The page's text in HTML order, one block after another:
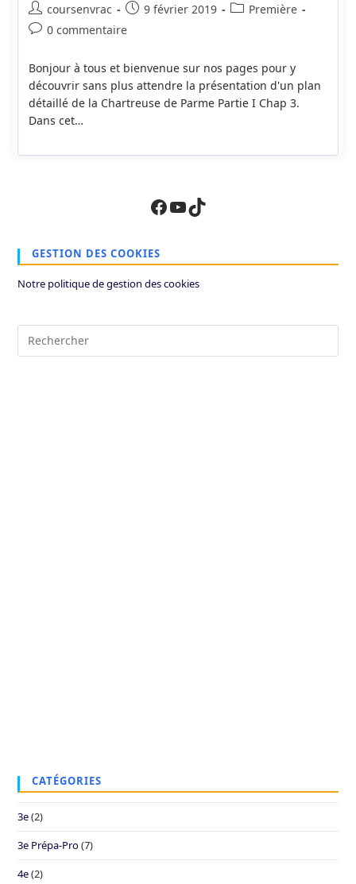
Auteur/autrice
de
coursenvrac
Publication
publiée :
9 février 2019
PostPremière
Commentaires
la
publication :
0 commentaire
Bonjour à tous et bienvenue sur nos pages pour y
découvrir sans plus attendre la présentation d'un plan
détaillé de la Chartreuse de Parme Partie I Chap 3.
Dans cet…
Facebook
YouTube
TikTok
GESTION DES COOKIES
Notre politique de gestion des cookies
CATÉGORIES
3e(2)
3e Prépa-Pro(7)
4e(2)